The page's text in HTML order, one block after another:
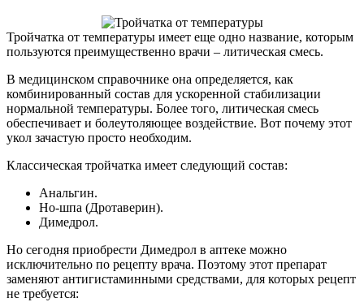
Тройчатка от температуры имеет еще одно название, которым
пользуются преимущественно врачи – литическая смесь.
В медицинском справочнике она определяется, как
комбинированный состав для ускоренной стабилизации
нормальной температуры. Более того, литическая смесь
обеспечивает и болеутоляющее воздействие. Вот почему этот
укол зачастую просто необходим.
Классическая тройчатка имеет следующий состав:
Анальгин.
Но-шпа (Дротаверин).
Димедрол.
Но сегодня приобрести Димедрол в аптеке можно
исключительно по рецепту врача. Поэтому этот препарат
заменяют антигистаминными средствами, для которых рецепт
не требуется: